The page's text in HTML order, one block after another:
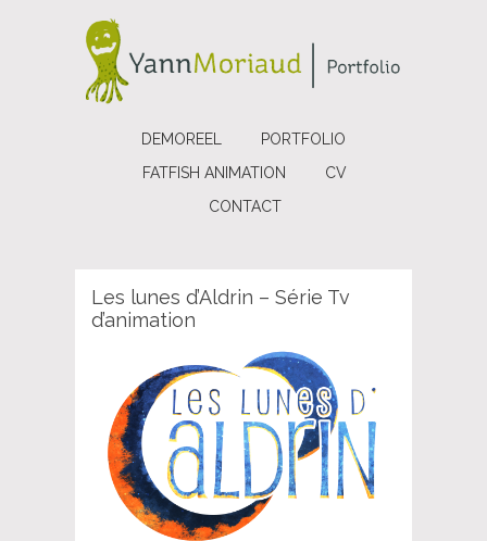
DEMOREEL
PORTFOLIO
FATFISH ANIMATION
CV
CONTACT
Les lunes d’Aldrin – Série Tv
d’animation